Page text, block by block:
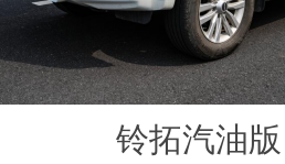
铃拓汽油版